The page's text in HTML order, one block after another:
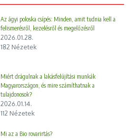
Az ágyi poloska csípés: Minden, amit tudnia kell a
felismerésről, kezelésről és megelőzésről
2026.01.28.
182 Nézetek
Miért drágulnak a lakásfelújítási munkák
Magyarországon, és mire számíthatnak a
tulajdonosok?
2026.01.14.
112 Nézetek
Mi az a Bio rovarirtás?